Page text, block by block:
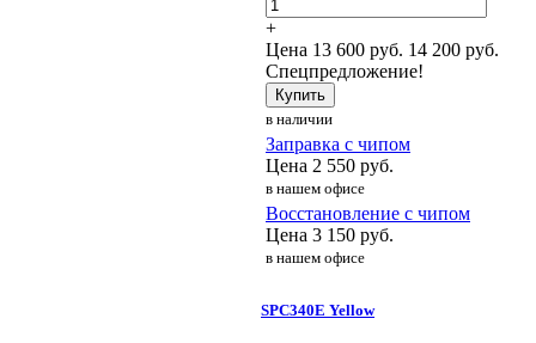
+
Цена 13 600 руб. 14 200 руб.
Спецпредложение!
Купить
в наличии
Заправка с чипом
Цена 2 550 руб.
в нашем офисе
Восстановление с чипом
Цена 3 150 руб.
в нашем офисе
SPC340E Yellow